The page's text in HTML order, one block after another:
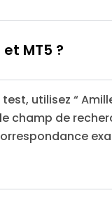
MT5 ?
utilisez “
champ de